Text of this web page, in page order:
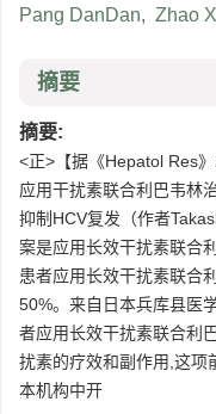
Pang DanDan, Zhao
摘要
摘要:
<正>【据《Hepatol Res
应用干扰素联合利巴韦林
抑制HCV复发（作者
案是应用长效干扰素联合
患者应用长效干扰素联合
50%。来自日本兵库县医
者应用长效干扰素联合利
扰素的疗效和副作用,这项
本机构中开